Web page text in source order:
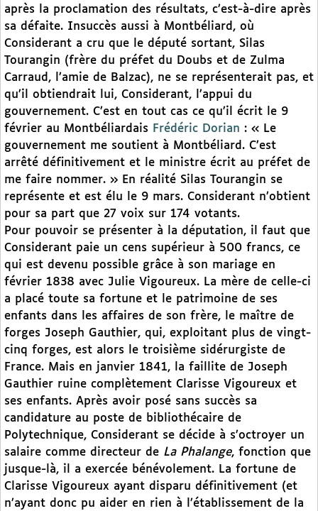
après la proclamation des résultats, c’est-à-dire après
sa défaite. Insuccès aussi à Montbéliard, où
Considerant a cru que le député sortant, Silas
Tourangin (frère du préfet du Doubs et de Zulma
Carraud, l’amie de Balzac), ne se représenterait pas, et
qu’il obtiendrait lui, Considerant, l’appui du
gouvernement. C’est en tout cas ce qu’il écrit le 9
février au Montbéliardais Frédéric Dorian : « Le
gouvernement me soutient à Montbéliard. C’est
arrêté définitivement et le ministre écrit au préfet de
me faire nommer. » En réalité Silas Tourangin se
représente et est élu le 9 mars. Considerant n’obtient
pour sa part que 27 voix sur 174 votants.
Pour pouvoir se présenter à la députation, il faut que
Considerant paie un cens supérieur à 500 francs, ce
qui est devenu possible grâce à son mariage en
février 1838 avec Julie Vigoureux. La mère de celle-ci
a placé toute sa fortune et le patrimoine de ses
enfants dans les affaires de son frère, le maître de
forges Joseph Gauthier, qui, exploitant plus de vingt-
cinq forges, est alors le troisième sidérurgiste de
France. Mais en janvier 1841, la faillite de Joseph
Gauthier ruine complètement Clarisse Vigoureux et
ses enfants. Après avoir posé sans succès sa
candidature au poste de bibliothécaire de
Polytechnique, Considerant se décide à s’octroyer un
salaire comme directeur de La Phalange, fonction que
jusque-là, il a exercée bénévolement. La fortune de
Clarisse Vigoureux ayant disparu définitivement (et
n’ayant donc pu aider en rien à l’établissement de la